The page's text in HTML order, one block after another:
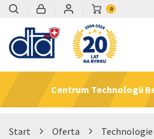
0
Centrum Technologii
Start › Oferta ›